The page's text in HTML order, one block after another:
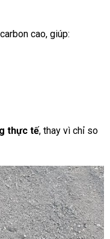
cao, giúp:
thực tế, thay vì chỉ so